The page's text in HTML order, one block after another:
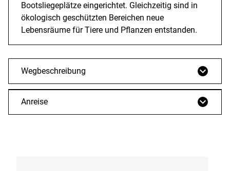
Bootsliegeplätze eingerichtet. Gleichzeitig sind in
ökologisch geschützten Bereichen neue
Lebensräume für Tiere und Pflanzen entstanden.
Wegbeschreibung
Anreise